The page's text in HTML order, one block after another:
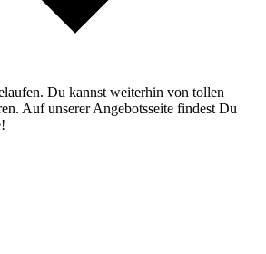
Du kannst weiterhin von tollen
Auf unserer Angebotsseite findest Du